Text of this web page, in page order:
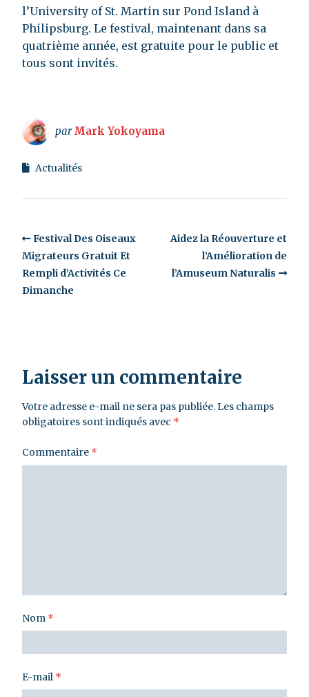
l’University of St. Martin sur Pond Island à
Philipsburg. Le festival, maintenant dans sa
quatrième année, est gratuite pour le public et
tous sont invités.
par Mark Yokoyama
Actualités
Festival Des Oiseaux
Migrateurs Gratuit Et
Rempli d’Activités Ce
Dimanche
Aidez la Réouverture et
l’Amélioration de
l’Amuseum Naturalis
Laisser un commentaire
Votre adresse e-mail ne sera pas publiée.Les champs
obligatoires sont indiqués avec *
Commentaire *
Nom *
E-mail *